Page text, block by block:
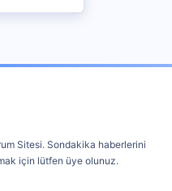
Sitesi. Sondakika haberlerini
için lütfen üye olunuz.